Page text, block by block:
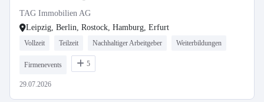
TAG Immobilien AG
Leipzig, Berlin, Rostock, Hamburg, Erfurt
Vollzeit Teilzeit Nachhaltiger Arbeitgeber Weiterbildungen
Firmenevents 5
29.07.2026